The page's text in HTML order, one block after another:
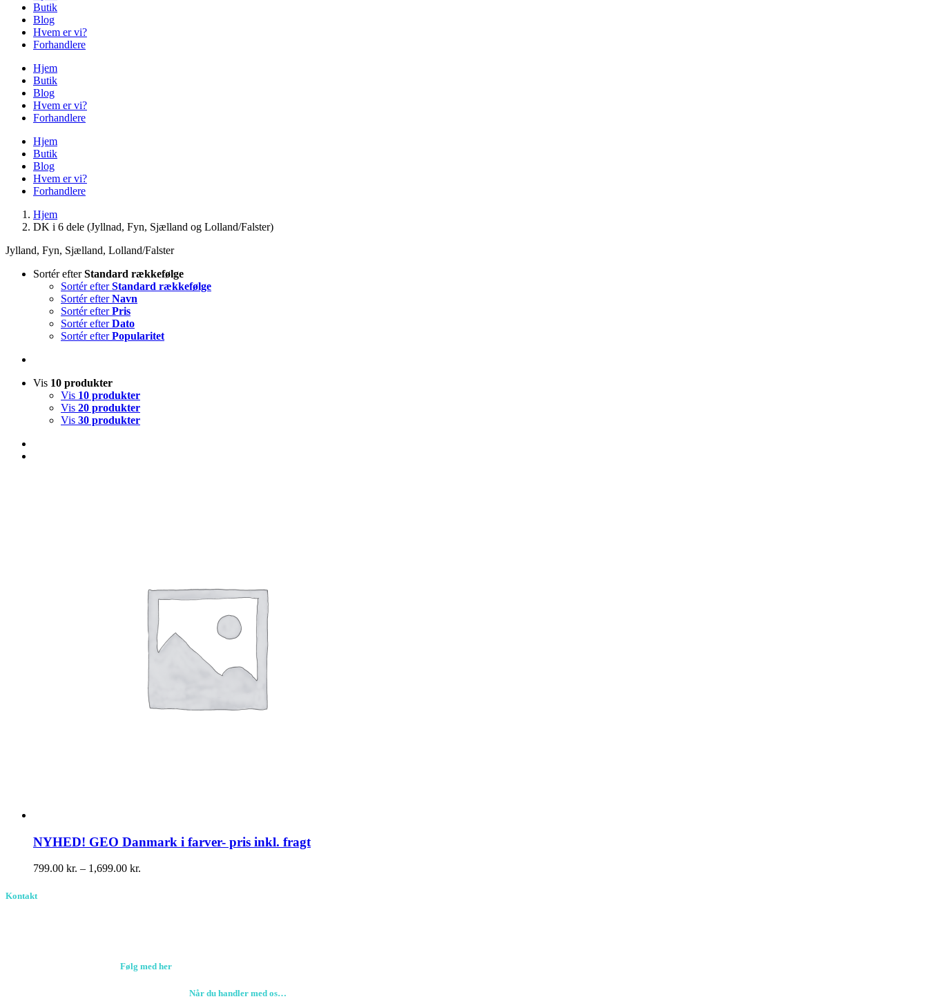
Butik
Blog
Hvem er vi?
Forhandlere
Hjem
Butik
Blog
Hvem er vi?
Forhandlere
Hjem
Butik
Blog
Hvem er vi?
Forhandlere
Hjem
DK i 6 dele (Jyllnad, Fyn, Sjælland og Lolland/Falster)
Jylland, Fyn, Sjælland, Lolland/Falster
Sortér efterStandard rækkefølge
Sortér efterStandard rækkefølge
Sortér efterNavn
Sortér efterPris
Sortér efterDato
Sortér efterPopularitet
Vis 10 produkter
Vis 10 produkter
Vis 20 produkter
Vis 30 produkter
NYHED! GEO Danmark i farver- pris inkl. fragt
799.00 kr. – 1,699.00 kr.
Kontakt
Følg med her
Når du handler med os…